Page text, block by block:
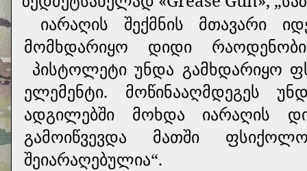
იარაღის შექმნის მთავარი
მომხდარიყო დიდი
პისტოლეტი უნდა გამხდარიყო
ელემენტი. მოწინააღმდეგეს
ადგილებში მოხდა იარაღის
გამოიწვევდა მათში
შეიარაღებულია“.